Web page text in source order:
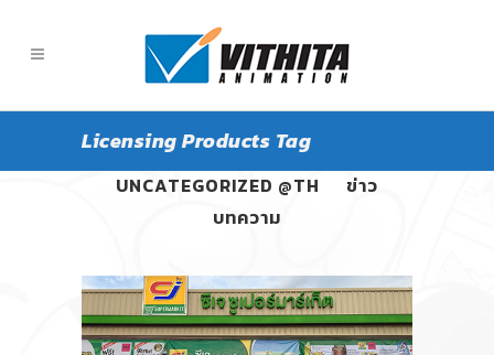
Licensing Products Tag
ALL
PANGPOND
UNCATEGORIZED @TH
ข่าว
บทความ